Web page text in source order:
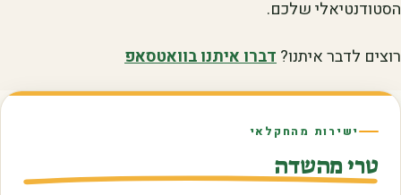
הסטודנטיאלי שלכם.
רוצים לדבר איתנו?דברו איתנו בוואטסאפ
ישירות מהחקלאי
טרי מהשדה